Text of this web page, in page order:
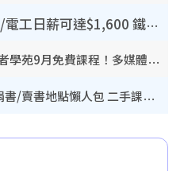
工日薪可達$1,600 鐵飯碗
學苑9月免費課程！多媒體/微電
/賣書地點懶人包 二手課本最